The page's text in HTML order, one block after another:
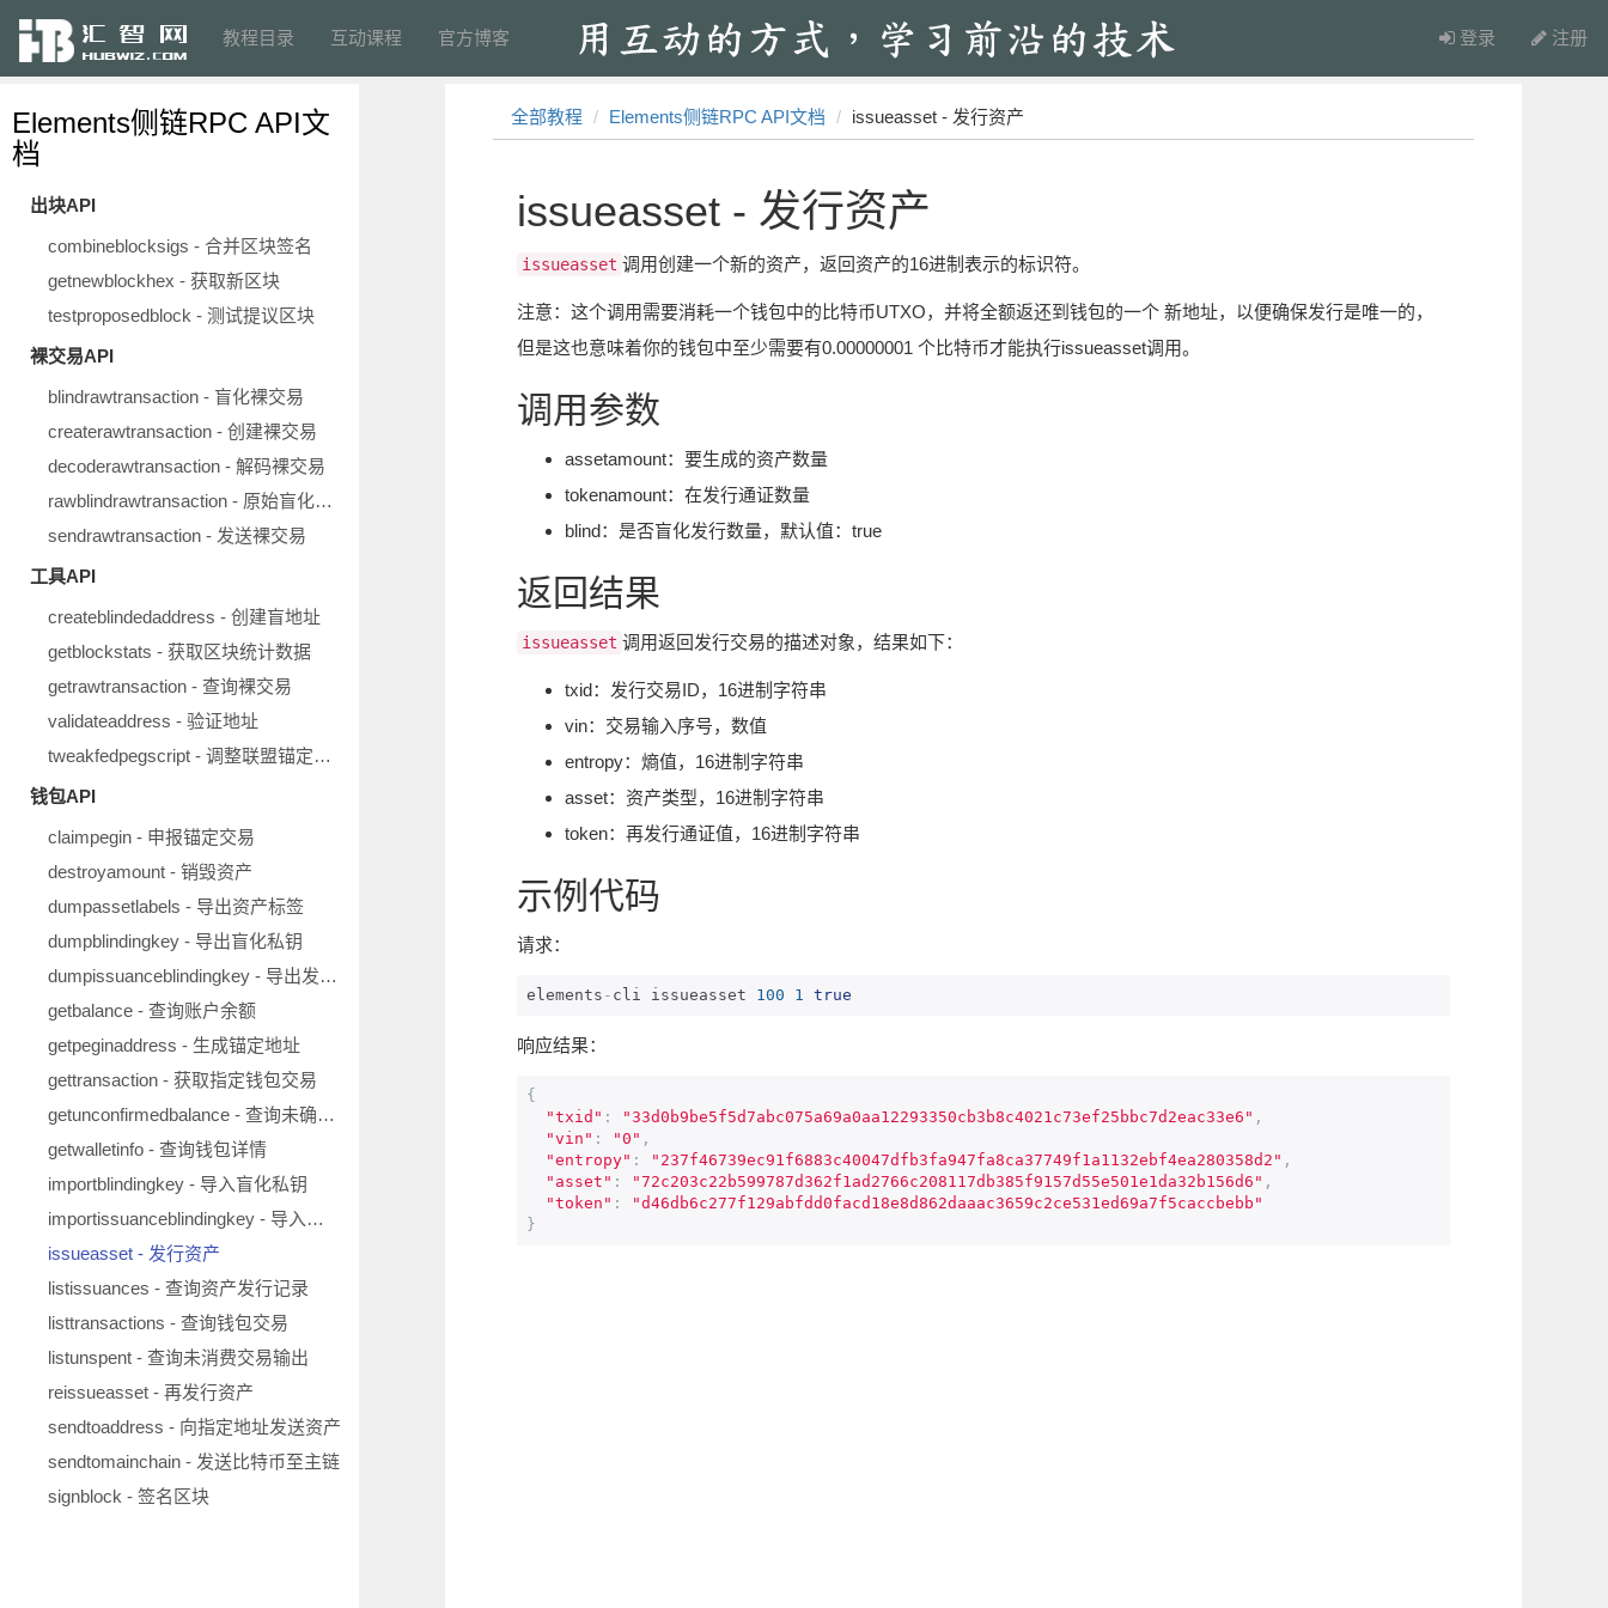
教程目录 互动课程 官方博客 登录 注册
Elements侧链RPC API文
档
出块API
combineblocksigs - 合并区块签名
getnewblockhex - 获取新区块
testproposedblock - 测试提议区块
裸交易API
blindrawtransaction - 盲化裸交易
createrawtransaction - 创建裸交易
decoderawtransaction - 解码裸交易
rawblindrawtransaction - 原始盲化裸交易
sendrawtransaction - 发送裸交易
工具API
createblindedaddress - 创建盲地址
getblockstats - 获取区块统计数据
getrawtransaction - 查询裸交易
validateaddress - 验证地址
tweakfedpegscript - 调整联盟锚定脚本
钱包API
claimpegin - 申报锚定交易
destroyamount - 销毁资产
dumpassetlabels - 导出资产标签
dumpblindingkey - 导出盲化私钥
dumpissuanceblindingkey - 导出发行盲化私钥
getbalance - 查询账户余额
getpeginaddress - 生成锚定地址
gettransaction - 获取指定钱包交易
getunconfirmedbalance - 查询未确认余额
getwalletinfo - 查询钱包详情
importblindingkey - 导入盲化私钥
importissuanceblindingkey - 导入发行盲化私钥
issueasset - 发行资产
listissuances - 查询资产发行记录
listtransactions - 查询钱包交易
listunspent - 查询未消费交易输出
reissueasset - 再发行资产
sendtoaddress - 向指定地址发送资产
sendtomainchain - 发送比特币至主链
signblock - 签名区块
全部教程 Elements侧链RPC API文档 issueasset - 发行资产
issueasset - 发行资产
issueasset 调用创建一个新的资产，返回资产的16进制表示的标识符。
注意：这个调用需要消耗一个钱包中的比特币UTXO，并将全额返还到钱包的一个 新地址，以便确保发行是唯一的，
但是这也意味着你的钱包中至少需要有0.00000001 个比特币才能执行issueasset调用。
调用参数
assetamount：要生成的资产数量
tokenamount：在发行通证数量
blind：是否盲化发行数量，默认值：true
返回结果
issueasset 调用返回发行交易的描述对象，结果如下：
txid：发行交易ID，16进制字符串
vin：交易输入序号，数值
entropy：熵值，16进制字符串
asset：资产类型，16进制字符串
token：再发行通证值，16进制字符串
示例代码
请求：
elements - cli issueasset 100 1 true
响应结果：
{
"txid" : "33d0b9be5f5d7abc075a69a0aa12293350cb3b8c4021c73ef25bbc7d2eac33e6" ,
"vin" : "0" ,
"entropy" : "237f46739ec91f6883c40047dfb3fa947fa8ca37749f1a1132ebf4ea280358d2" ,
"asset" : "72c203c22b599787d362f1ad2766c208117db385f9157d55e501e1da32b156d6" ,
"token" :
"d46db6c277f129abfdd0facd18e8d862daaac3659c2ce531ed69a7f5caccbebb"
}